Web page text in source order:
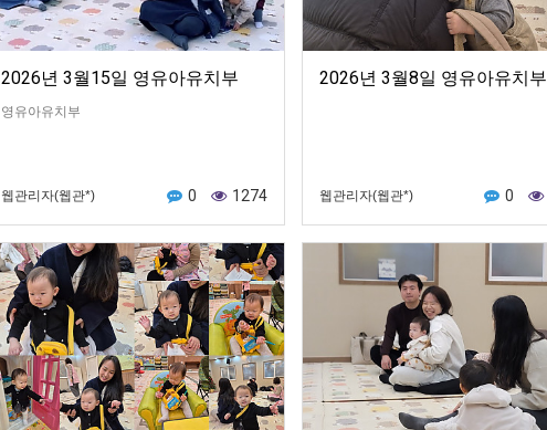
2026년 3월15일 영유아유치부
영유아유치부
웹관리자(웹관*) 0 1274
2026년 3월8일 영유아유치부
웹관리자(웹관*) 0